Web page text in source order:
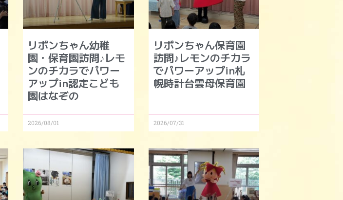
リボンちゃん幼稚
園・保育園訪問♪レモ
ンのチカラでパワー
アップin認定こども
園はなぞの
2026/08/01
リボンちゃん保育園
訪問♪レモンのチカラ
でパワーアップin札
幌時計台雲母保育園
2026/07/31